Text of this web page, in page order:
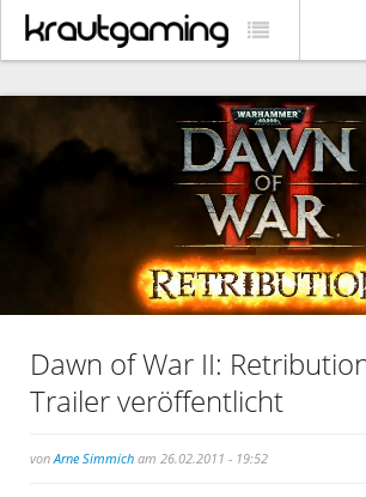
Dawn of War II:
Trailer veröffentlicht
von Arne Simmich am 26.02.2011 - 19:52